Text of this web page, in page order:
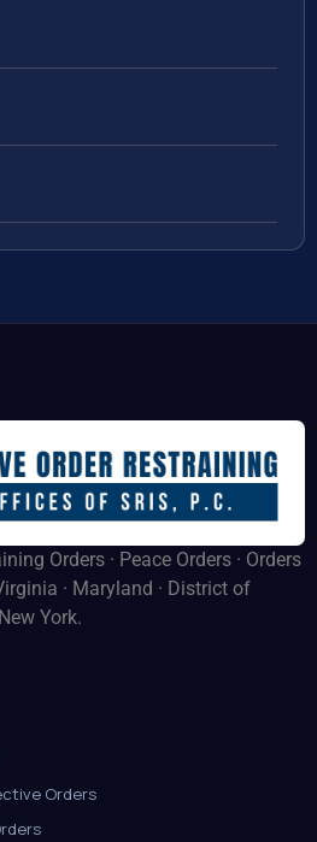
Orders · Peace Orders · Orders
· Maryland · District of
York.
Orders